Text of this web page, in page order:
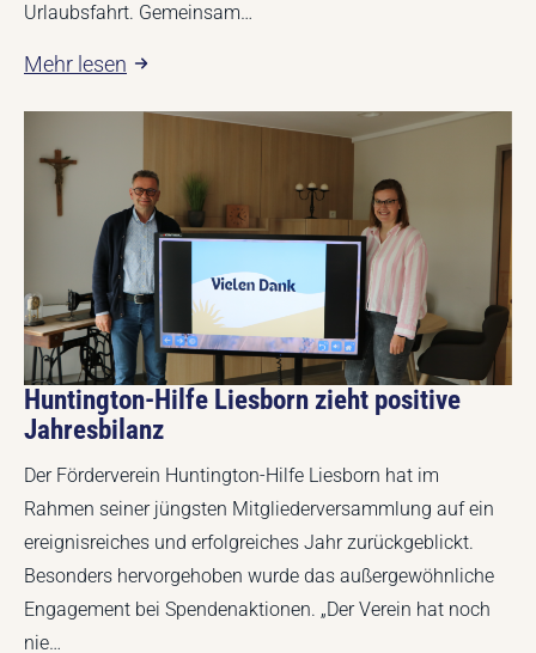
Urlaubsfahrt. Gemeinsam…
Mehr lesen
Huntington-Hilfe Liesborn zieht positive
Jahresbilanz
Der Förderverein Huntington-Hilfe Liesborn hat im
Rahmen seiner jüngsten Mitgliederversammlung auf ein
ereignisreiches und erfolgreiches Jahr zurückgeblickt.
Besonders hervorgehoben wurde das außergewöhnliche
Engagement bei Spendenaktionen. „Der Verein hat noch
nie…